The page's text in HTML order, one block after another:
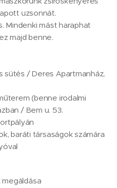
uzsonnát.
Mindenki mást haraphat
majd benne.
sütés / Deres Apartmanház,
(benne irodalmi
/ Bem u. 53.
baráti társaságok számára